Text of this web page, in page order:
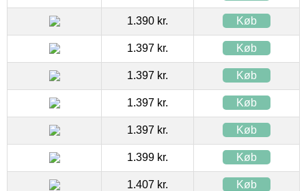
1.390 kr. Køb
1.397 kr. Køb
1.397 kr. Køb
1.397 kr. Køb
1.397 kr. Køb
1.399 kr. Køb
1.407 kr. Køb